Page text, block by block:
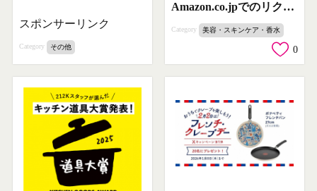
スポンサーリンク
Category その他
Amazon.co.jpでのリクルートポイント利用促進
Category 美容・スキンケア・香水
0